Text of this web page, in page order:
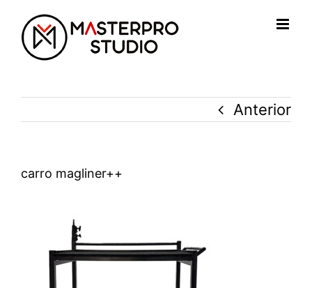
Saltar
contenido
Anterior
carro magliner++